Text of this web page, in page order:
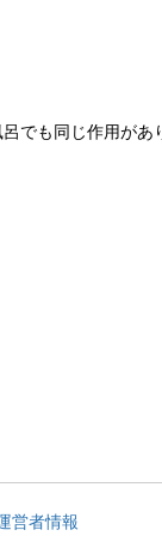
でも同じ作用があ
営者情報